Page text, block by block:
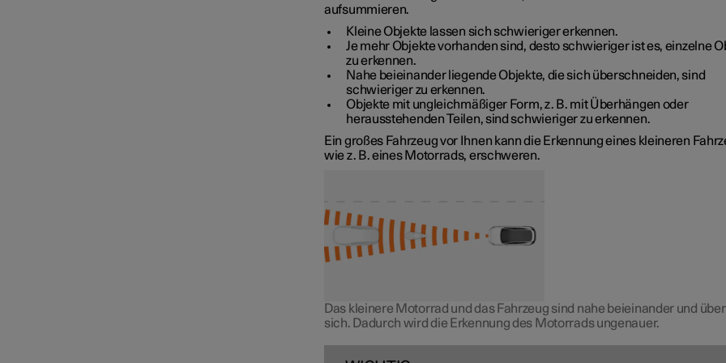
aufsummieren.
Kleine Objekte lassen sich schwieriger erkennen.
Je mehr Objekte vorhanden sind, desto schwieriger ist es, einzelne
zu erkennen.
Nahe beieinander liegende Objekte, die sich überschneiden, sind
schwieriger zu erkennen.
Objekte mit ungleichmäßiger Form, z. B. mit Überhängen oder
herausstehenden Teilen, sind schwieriger zu erkennen.
Ein großes Fahrzeug vor Ihnen kann die Erkennung eines kleineren
wie z. B. eines Motorrads, erschweren.
Das kleinere Motorrad und das Fahrzeug sind nahe beieinander und
sich. Dadurch wird die Erkennung des Motorrads ungenauer.